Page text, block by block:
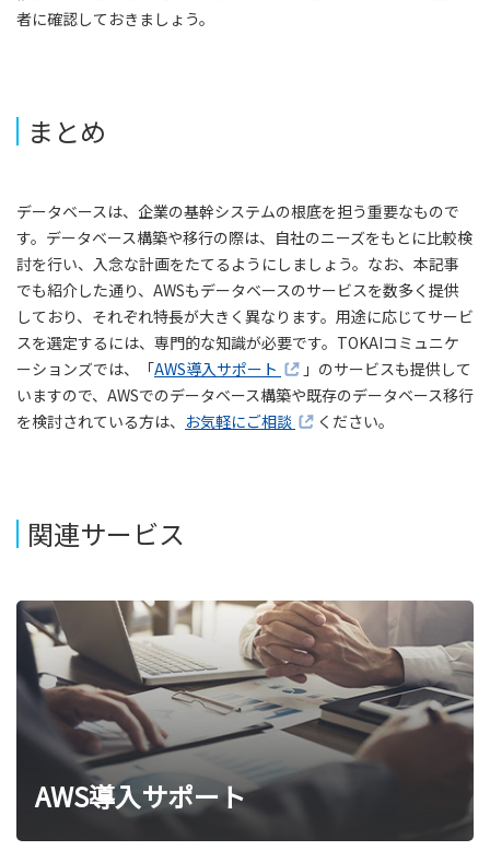
者に確認しておきましょう。
まとめ
データベースは、企業の基幹システムの根底を担う重要なもので
す。データベース構築や移行の際は、自社のニーズをもとに比較検
討を行い、入念な計画をたてるようにしましょう。なお、本記事
でも紹介した通り、AWSもデータベースのサービスを数多く提供
しており、それぞれ特長が大きく異なります。用途に応じてサービ
スを選定するには、専門的な知識が必要です。TOKAIコミュニケ
ーションズでは、「AWS導入サポート
」のサービスも提供して
いますので、AWSでのデータベース構築や既存のデータベース移行
を検討されている方は、 お気軽にご相談 ください。
関連サービス
AWS導入サポート